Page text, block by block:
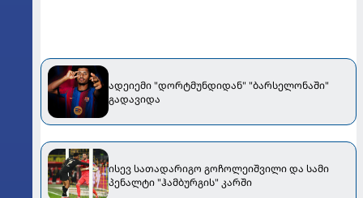
ადეიემი "დორტმუნდიდან" "ბარსელონაში"
გადავიდა
ისევ სათადარიგო გოჩოლეიშვილი და სამი
პენალტი "ჰამბურგის" კარში